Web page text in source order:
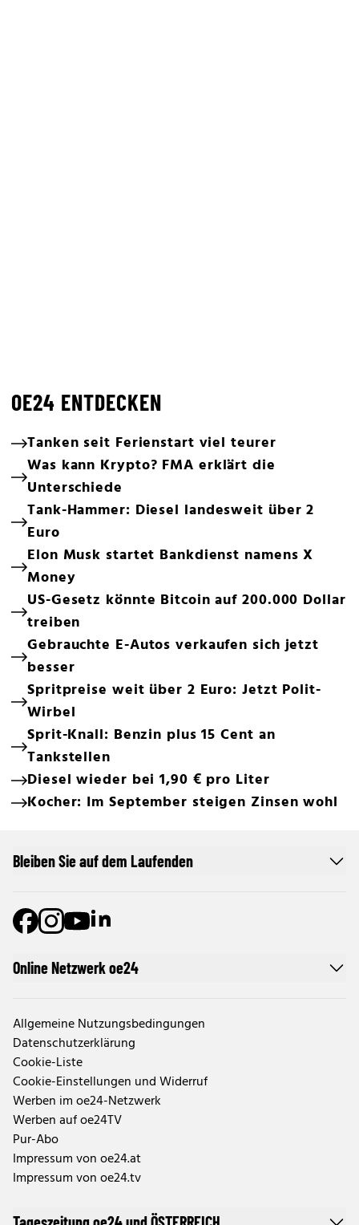
OE24 ENTDECKEN
Tanken seit Ferienstart viel teurer
Was kann Krypto? FMA erklärt die
Unterschiede
Tank-Hammer: Diesel landesweit über 2
Euro
Elon Musk startet Bankdienst namens X
Money
US-Gesetz könnte Bitcoin auf 200.000 Dollar
treiben
Gebrauchte E-Autos verkaufen sich jetzt
besser
Spritpreise weit über 2 Euro: Jetzt Polit-
Wirbel
Sprit-Knall: Benzin plus 15 Cent an
Tankstellen
Diesel wieder bei 1,90 € pro Liter
Kocher: Im September steigen Zinsen wohl
Online Netzwerk oe24
Allgemeine Nutzungsbedingungen
Datenschutzerklärung
Cookie-Liste
Cookie-Einstellungen und Widerruf
Werben im oe24-Netzwerk
Werben auf oe24TV
Pur-Abo
Impressum von oe24.at
Impressum von oe24.tv
Bleiben Sie auf dem Laufenden